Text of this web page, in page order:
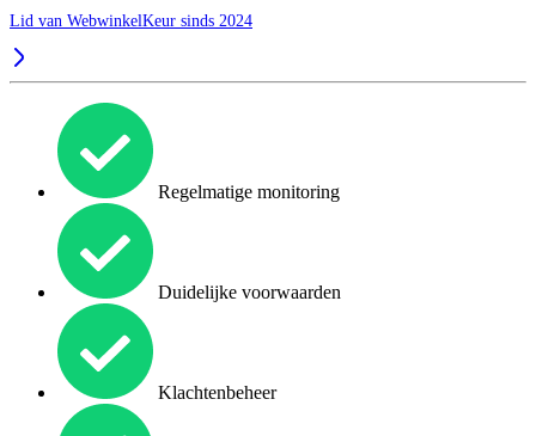
Lid van WebwinkelKeur sinds 2024
Regelmatige monitoring
Duidelijke voorwaarden
Klachtenbeheer